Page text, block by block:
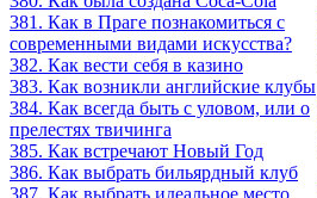
381. Как в Праге познакомиться с
современными видами искусства?
382. Как вести себя в казино
383. Как возникли английские клубы
384. Как всегда быть с уловом, или о
прелестях твичинга
385. Как встречают Новый Год
386. Как выбрать бильярдный клуб
387. Как выбрать идеальное место